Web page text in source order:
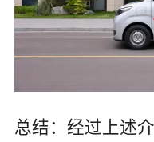
总结：经过上述